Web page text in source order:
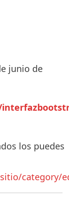
junio de
los puedes
category/